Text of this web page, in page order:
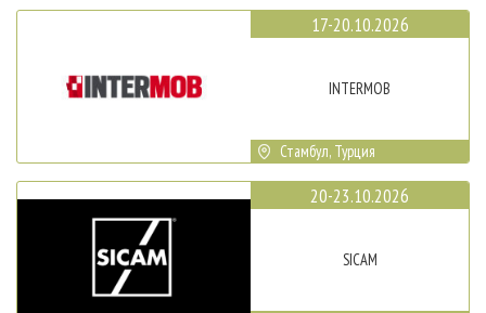
17-20.10.2026
INTERMOB
Стамбул, Турция
20-23.10.2026
SICAM